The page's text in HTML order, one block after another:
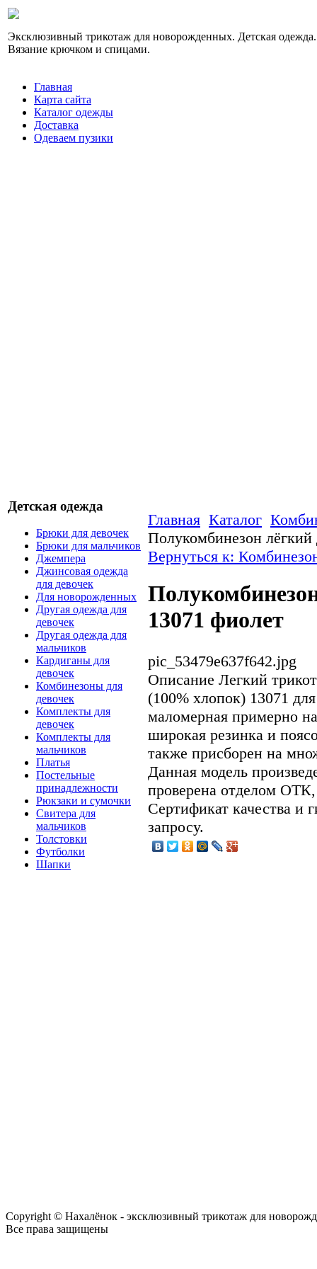
Эксклюзивный трикотаж для новорожденных. Детская одежда.
Вязание крючком и спицами.
Главная
Карта сайта
Каталог одежды
Доставка
Одеваем пузики
Детская одежда
Брюки для девочек
Брюки для мальчиков
Джемпера
Джинсовая одежда
для девочек
Для новорожденных
Другая одежда для
девочек
Другая одежда для
мальчиков
Кардиганы для
девочек
Комбинезоны для
девочек
Комплекты для
девочек
Комплекты для
мальчиков
Платья
Постельные
принадлежности
Рюкзаки и сумочки
Свитера для
мальчиков
Толстовки
Футболки
Шапки
Главная Каталог
Полукомбинезон лёгкий
Вернуться к:
13071 фиолет
pic_53479e637f642.jpg
Описание Легкий
(100% хлопок) 13071
маломерная примерно
широкая резинка и
также присборен на
Данная модель
проверена отделом
Сертификат качества и
запросу.
Copyright © Нахалёнок - эксклюзивный трикотаж для
Все права защищены